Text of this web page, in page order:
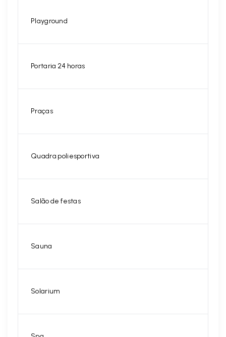
Playground
Portaria 24 horas
Praças
Quadra poliesportiva
Salão de festas
Sauna
Solarium